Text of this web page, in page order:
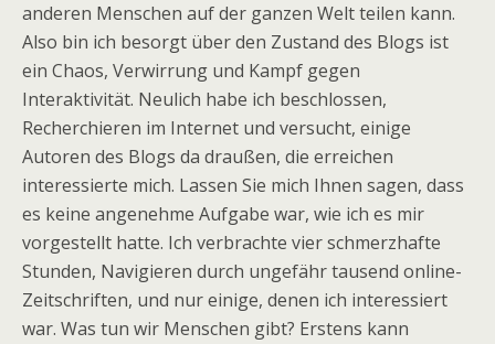
anderen Menschen auf der ganzen Welt teilen kann.
Also bin ich besorgt über den Zustand des Blogs ist
ein Chaos, Verwirrung und Kampf gegen
Interaktivität. Neulich habe ich beschlossen,
Recherchieren im Internet und versucht, einige
Autoren des Blogs da draußen, die erreichen
interessierte mich. Lassen Sie mich Ihnen sagen, dass
es keine angenehme Aufgabe war, wie ich es mir
vorgestellt hatte. Ich verbrachte vier schmerzhafte
Stunden, Navigieren durch ungefähr tausend online-
Zeitschriften, und nur einige, denen ich interessiert
war. Was tun wir Menschen gibt? Erstens kann